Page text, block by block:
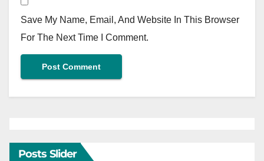
Save My Name, Email, And Website In This Browser
For The Next Time I Comment.
Posts Slider